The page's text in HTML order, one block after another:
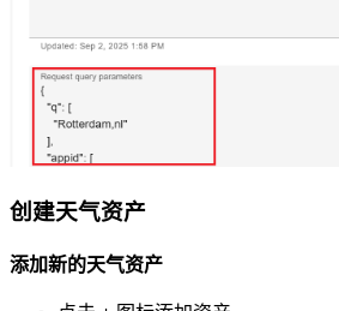
创建天气资产
添加新的天气资产